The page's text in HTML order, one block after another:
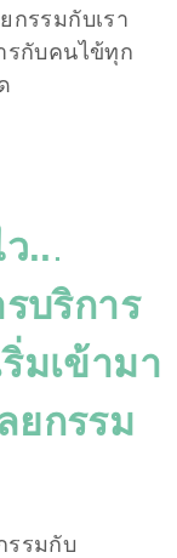
กรรมกับเรา
รกับคนไข้ทุก
...
บริการ
มเข้ามา
ยกรรม
รรมกับ